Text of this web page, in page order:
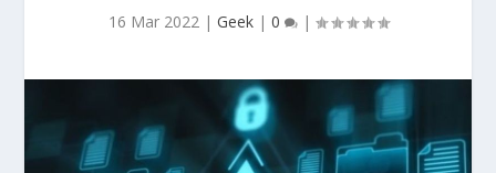
16 Mar 2022| Geek| 0 |